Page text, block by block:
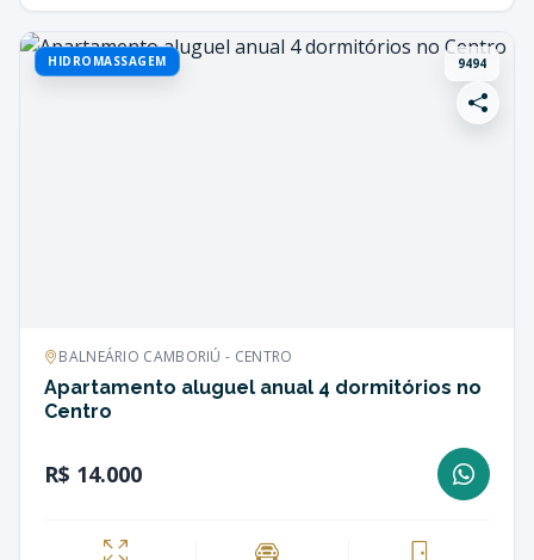
HIDROMASSAGEM 9494
BALNEÁRIO CAMBORIÚ - CENTRO
Apartamento aluguel anual 4 dormitórios no
Centro
R$ 14.000